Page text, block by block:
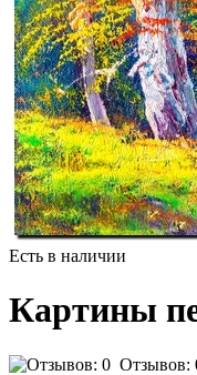
Есть в наличии
Картины
Отзывов: